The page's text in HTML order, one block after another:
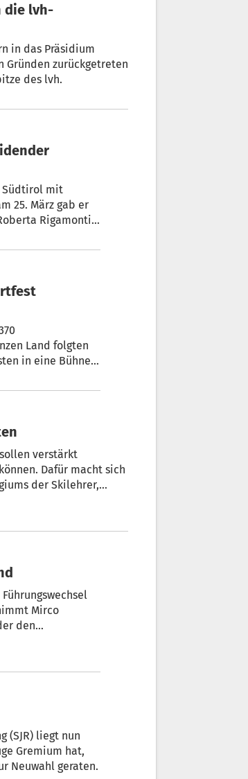
die lvh-
in das Präsidium
Gründen zurückgetreten
des lvh.
Südtirol mit
25. März gab er
Rigamonti
Land folgten
in eine Bühne
im Sarntal
verstärkt
Dafür macht sich
der Skilehrer,
Mirco
den
(SJR) liegt nun
Gremium hat,
Neuwahl geraten.